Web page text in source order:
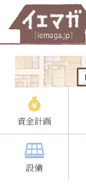
資金計画
設備